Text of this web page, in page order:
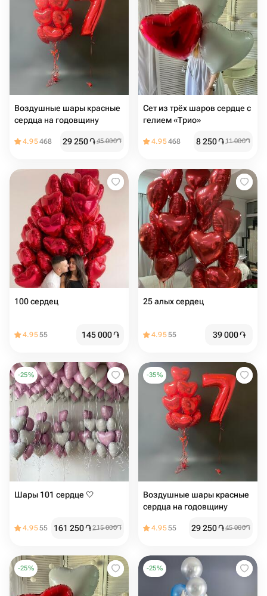
Воздушные шары красные
сердца на годовщину
4.95468 29 250֏45 000֏
Сет из трёх шаров сердце с
гелием «Трио»
4.95468 8 250֏11 000֏
100 сердец
4.9555 145 000֏
25 алых сердец
4.9555 39 000֏
-25%
Шары 101 сердце 🤍
4.9555 161 250֏215 000֏
-35%
Воздушные шары красные
сердца на годовщину
4.9555 29 250֏45 000֏
-25% -25%